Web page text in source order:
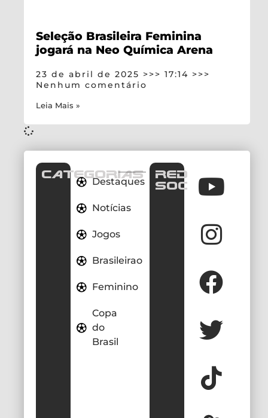
Seleção Brasileira Feminina
jogará na Neo Química Arena
23 de abril de 2025
17:14
Nenhum comentário
Leia Mais »
CATEGORIAS
Destaques
Notícias
Jogos
Brasileirao
Feminino
Copa
do
Brasil
REDES
SOCIAIS